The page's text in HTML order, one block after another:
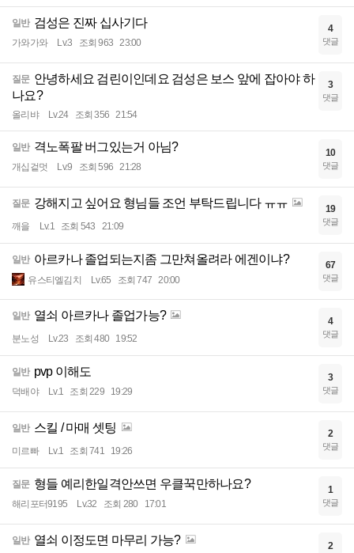
일반 검성은 진짜 십사기다
가와가와 Lv.3 조회 963 23:00
4
댓글
질문 안녕하세요 검린이인데요 검성은 보스 앞에 잡아야 하
나요?
올리뱌 Lv.24 조회 356 21:54
3
댓글
일반 격노폭팔 버그있는거 아님?
개십겉멋 Lv.9 조회 596 21:28
10
댓글
질문 강해지고 싶어요 형님들 조언 부탁드립니다 ㅠㅠ
깨을 Lv.1 조회 543 21:09
19
댓글
일반 아르카나 졸업되는지좀 그만쳐올려라 에겐이냐?
유스티엘김치 Lv.65 조회 747 20:00
67
댓글
일반 열쇠 아르카나 졸업가능?
분노성 Lv.23 조회 480 19:52
4
댓글
일반 pvp 이해도
덕배야 Lv.1 조회 229 19:29
3
댓글
일반 스킬 / 마매 셋팅
미르빠 Lv.1 조회 741 19:26
2
댓글
질문 형들 예리한일격안쓰면 우클꾹만하나요?
해리포터9195 Lv.32 조회 280 17:01
1
댓글
일반 열쇠 이정도면 마무리 가능? 2